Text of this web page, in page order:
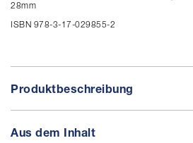
28mm
ISBN 978-3-17-029855-2
Produktbeschreibung
Aus dem Inhalt